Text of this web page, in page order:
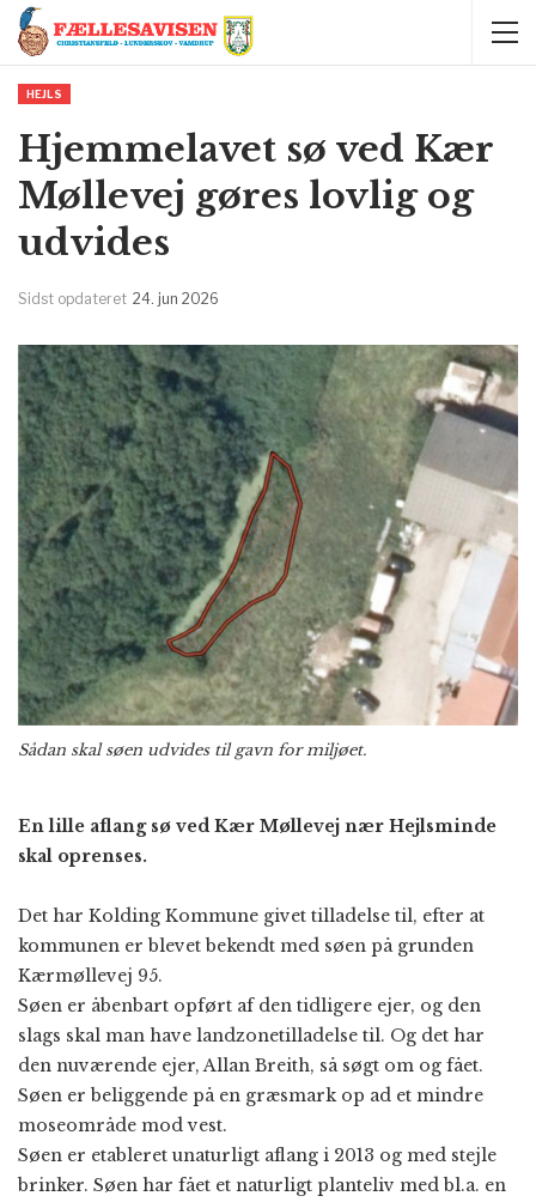
HEJLS
Hjemmelavet sø ved Kær
Møllevej gøres lovlig og
udvides
Sidst opdateret 24. jun 2026
Sådan skal søen udvides til gavn for miljøet.
En lille aflang sø ved Kær Møllevej nær Hejlsminde
skal oprenses.
Det har Kolding Kommune givet tilladelse til, efter at
kommunen er blevet bekendt med søen på grunden
Kærmøllevej 95.
Søen er åbenbart opført af den tidligere ejer, og den
slags skal man have landzonetilladelse til. Og det har
den nuværende ejer, Allan Breith, så søgt om og fået.
Søen er beliggende på en græsmark op ad et mindre
moseområde mod vest.
Søen er etableret unaturligt aflang i 2013 og med stejle
brinker. Søen har fået et naturligt planteliv med bl.a. en